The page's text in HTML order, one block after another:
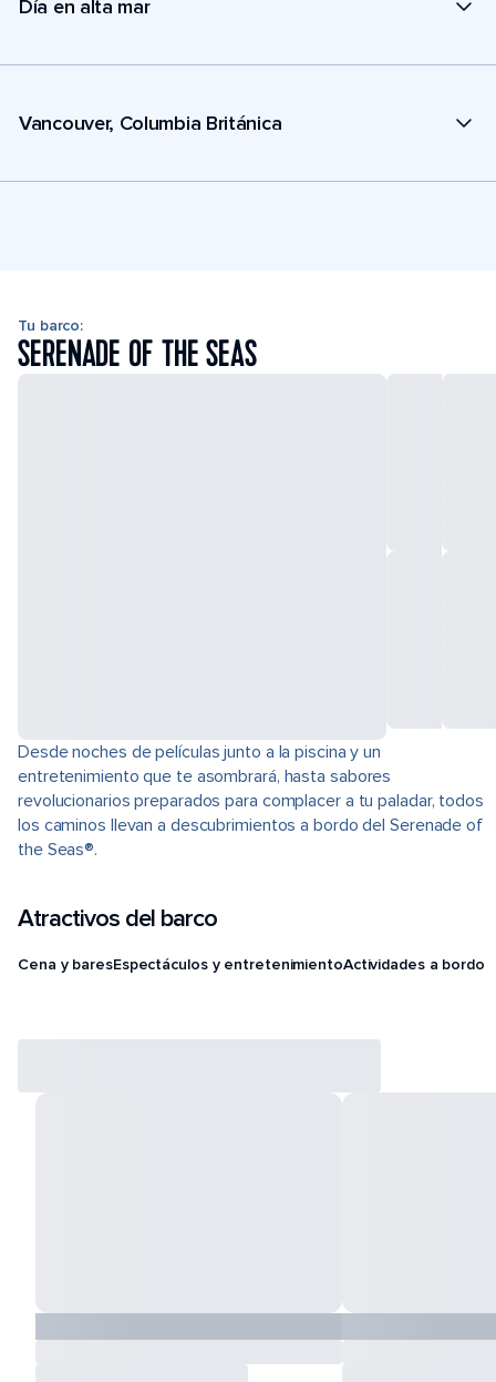
Día en alta mar
Vancouver, Columbia Británica
Tu barco:
SERENADE OF THE SEAS
Desde noches de películas junto a la piscina y un
entretenimiento que te asombrará, hasta sabores
revolucionarios preparados para complacer a tu paladar, todos
los caminos llevan a descubrimientos a bordo del Serenade of
the Seas®.
Atractivos del barco
Cena y baresEspectáculos y entretenimientoActividades a bordo